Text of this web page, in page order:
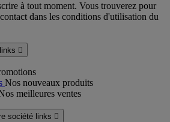
à tout moment. Vous trouverez pour
dans les conditions d'utilisation du

Nos nouveaux produits
meilleures ventes
société links 